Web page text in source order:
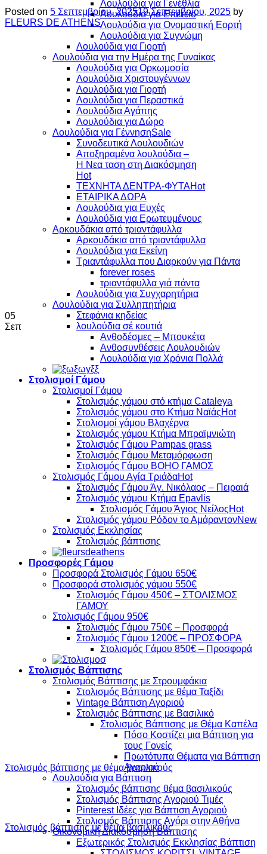
Λουλούδια για Γενέθλια
Λουλούδια για Επέτειο
Λουλούδια για Ονομαστική Εορτή
Λουλούδια για Συγνώμη
Λουλούδια για Γιορτή
Λουλούδια για την Ημέρα της Γυναίκας
Λουλούδια για Ορκωμοσία
Λουλούδια Χριστουγέννων
Λουλούδια για Γιορτή
Λουλούδια για Περαστικά
Λουλούδια Αγάπης
Λουλούδια για Δώρο
Λουλούδια για Γέννηση
Συνοδευτικά Λουλουδιών
Αποξηραμένα λουλούδια –
Η Νεα ταση στη Διακόσμηση
ΤΕΧΝΗΤΑ ΔΕΝΤΡΑ-ΦΥΤΑ
ΕΤΑΙΡΙΚΑ ΔΩΡΑ
Λουλούδια για Ευχές
Λουλούδια για Ερωτευμένους
Aρκουδάκια από τριαντάφυλλα
Aρκουδάκια από τριαντάφυλλα
Λουλούδια για Εκείνη
Τριαντάφυλλα που Διαρκούν για Πάντα
forever roses
τριαντάφυλλα γιά πάντα
Λουλούδια για Συγχαρητήρια
Λουλούδια για Συλληπητήρια
Στεφάνια κηδείας
λουλούδια σέ κουτιά
Ανθοδέσμες – Μπουκέτα
Ανθοσυνθέσεις Λουλουδιών
Λουλούδια για Χρόνια Πολλά
Στολισμοί Γάμου
Στολισμοί Γάμου
Στολισμός γάμου στό κτήμα Cataleya
Στολισμός γάμου στο Κτήμα Ναϊάς
Στολισμοί γάμου Βλαχέρνα
Στολισμός γάμου Κτήμα Μπραϊμνιώτη
Στολισμός Γάμου Pampas grass
Στολισμός Γάμου Μεταμόρφωση
Στολισμός Γάμου BOHO ΓΑΜΟΣ
Στολισμός Γάμου Αγία Τριάδα
Στολισμός Γάμου Άγ. Νικόλαος – Πειραιά
Στολισμός γάμου Κτήμα Epavlis
Στολισμός Γάμου Άγιος Νείλος
Στολισμός γάμου Ρόδον το Αμάραντον
Στολισμός Εκκλησίας
Στολισμός βάπτισης
Προσφορές Γάμου
Προσφορά Στολισμός Γάμου 650€
Προσφορά στολισμός γάμου 550€
Στολισμός Γάμου 450€ – ΣΤΟΛΙΣΜΟΣ
ΓΑΜΟΥ
Στολισμός Γάμου 950€
Στολισμός Γάμου 750€ – Προσφορά
Στολισμός Γάμου 1200€ – ΠΡΟΣΦΟΡΑ
Στολισμός Γάμου 850€ – Προσφορά
Στολισμός Βάπτισης
Στολισμός Βάπτισης με Στρουμφάκια
Στολισμός Βάπτισης με θέμα Ταξίδι
Vintage Βάπτιση Αγοριού
Στολισμός Βάπτισης με Βασιλικό
Στολισμός Βάπτισης με Θέμα Καπέλα
Πόσο Κοστίζει μια Βάπτιση για
τους Γονείς
Πρωτότυπα Θέματα για Βάπτιση
Αγοριού
Λουλούδια για Βάπτιση
Στολισμός βάπτισης θέμα βασιλικούς
Στολισμός Βάπτισης Αγοριού Τιμές
Pinterest Ιδέες για Βάπτιση Αγοριού
Στολισμός Βάπτισης Αγόρι στην Αθήνα
Οικονομική Διακόσμηση Βάπτισης
Εξωτερικός Στολισμός Εκκλησίας Βάπτιση
Posted on 5 Σεπτεμβρίου, 202519 Σεπτεμβρίου, 2025 by
FLEURS DE ATHENS
05
Σεπ
Στολισμός βάπτισης με θέμα βασιλικούς
Στολισμός βάπτισης με θέμα βασιλικούς